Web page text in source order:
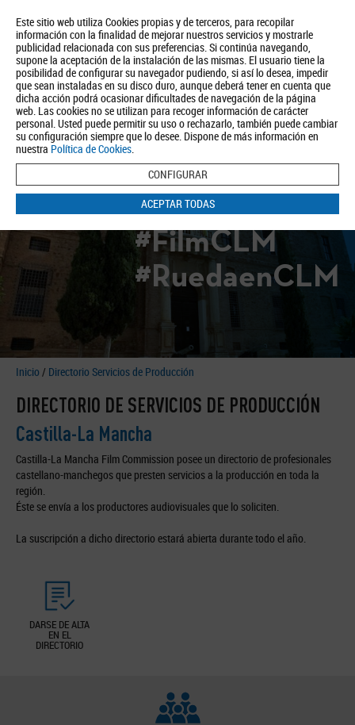
Este sitio web utiliza Cookies propias y de terceros, para recopilar
información con la finalidad de mejorar nuestros servicios y mostrarle
publicidad relacionada con sus preferencias. Si continúa navegando,
supone la aceptación de la instalación de las mismas. El usuario tiene la
posibilidad de configurar su navegador pudiendo, si así lo desea, impedir
que sean instaladas en su disco duro, aunque deberá tener en cuenta que
dicha acción podrá ocasionar dificultades de navegación de la página
web. Las cookies no se utilizan para recoger información de carácter
personal. Usted puede permitir su uso o rechazarlo, también puede cambiar
su configuración siempre que lo desee. Dispone de más información en
nuestra Política de Cookies.
CONFIGURAR
ACEPTAR TODAS
Quiénes somos Turismo Política de Privacidad Aviso Legal
Política de Cookies
BUSCAR
#FilmCLM
#RuedaenCLM
Inicio / Directorio Servicios de Producción
DIRECTORIO DE SERVICIOS DE PRODUCCIÓN
Castilla-La Mancha
Castilla-La Mancha Film Commission posee un directorio de profesionales
castellano-manchegos que presten servicios a la producción en toda la
región.
Éste se envía a los productores audiovisuales que lo soliciten.
La suscripción a dicho directorio estará abierta durante todo el año.
DARSE DE ALTA
EN EL
DIRECTORIO